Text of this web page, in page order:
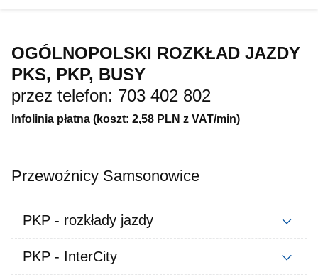
OGÓLNOPOLSKI ROZKŁAD JAZDY
PKS, PKP, BUSY
przez telefon: 703 402 802
Infolinia płatna (koszt: 2,58 PLN z VAT/min)
Przewoźnicy Samsonowice
PKP - rozkłady jazdy
PKP - InterCity